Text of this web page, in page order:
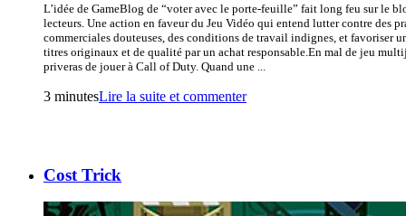
L’idée de GameBlog de “voter avec le porte-feuille” fait long feu sur le
lecteurs. Une action en faveur du Jeu Vidéo qui entend lutter contre des
commerciales douteuses, des conditions de travail indignes, et favoriser
titres originaux et de qualité par un achat responsable.En mal de jeu
priveras de jouer à Call of Duty. Quand une ...
3 minutesLire la suite et commenter
Cost Trick